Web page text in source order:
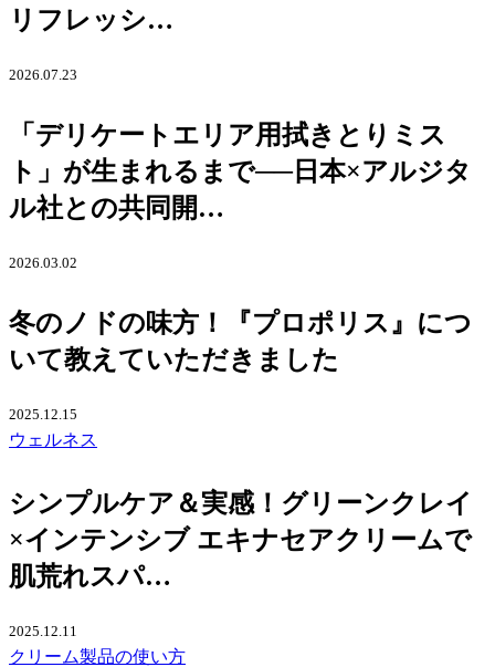
リフレッシ…
2026.07.23
「デリケートエリア用拭きとりミス
ト」が生まれるまで──日本×アルジタ
ル社との共同開…
2026.03.02
冬のノドの味方！『プロポリス』につ
いて教えていただきました
2025.12.15
ウェルネス
シンプルケア＆実感！グリーンクレイ
×インテンシブ エキナセアクリームで
肌荒れスパ…
2025.12.11
クリーム製品の使い方